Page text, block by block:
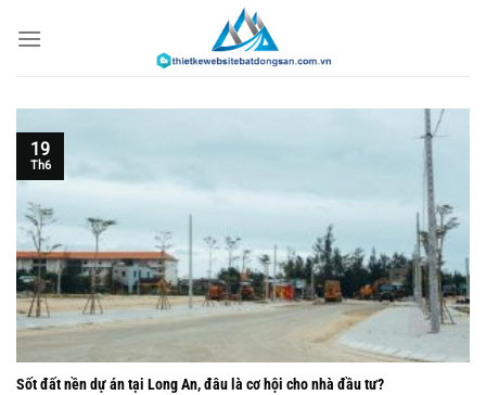
đến
Sốt đất nền dự án tại Long An, đâu là cơ hội cho nhà đầu tư?
19
Th6